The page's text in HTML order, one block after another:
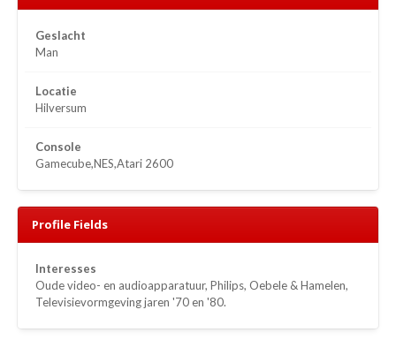
Geslacht
Man
Locatie
Hilversum
Console
Gamecube,NES,Atari 2600
Profile Fields
Interesses
Oude video- en audioapparatuur, Philips, Oebele & Hamelen,
Televisievormgeving jaren '70 en '80.